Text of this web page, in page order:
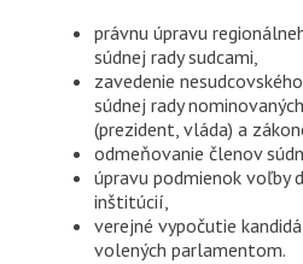
právnu úpravu
súdnej rady sudcami,
zavedenie
súdnej rady
(prezident, vláda) a
odmeňovanie členov
úpravu podmienok voľby
inštitúcií,
verejné vypočutie
volených parlamentom.